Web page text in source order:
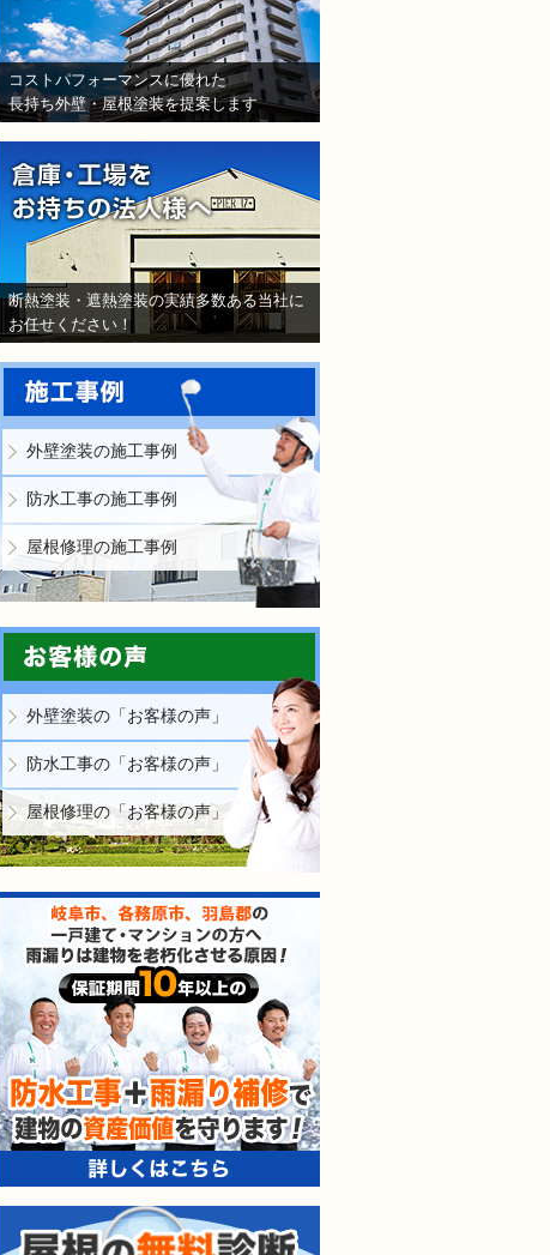
コストパフォーマンスに優れた
長持ち外壁・屋根塗装を提案します
断熱塗装・遮熱塗装の実績多数ある当社に
お任せください！
外壁塗装の施工事例
防水工事の施工事例
屋根修理の施工事例
外壁塗装の「お客様の声」
防水工事の「お客様の声」
屋根修理の「お客様の声」